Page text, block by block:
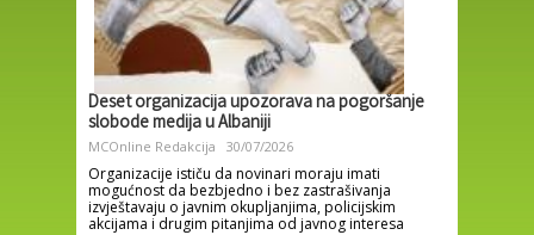
Deset organizacija upozorava na pogoršanje
slobode medija u Albaniji
MCOnline Redakcija 30/07/2026
Organizacije ističu da novinari moraju imati
mogućnost da bezbjedno i bez zastrašivanja
izvještavaju o javnim okupljanjima, policijskim
akcijama i drugim pitanjima od javnog interesa